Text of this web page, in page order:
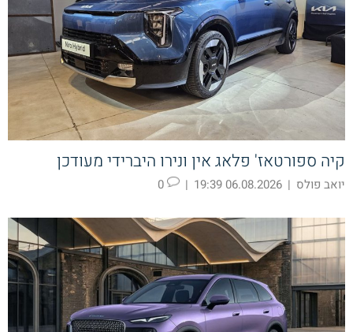
קיה ספורטאז' פלאג אין ונירו היברידי מעודכן
יואב פולס |
06.08.2026 19:39
|